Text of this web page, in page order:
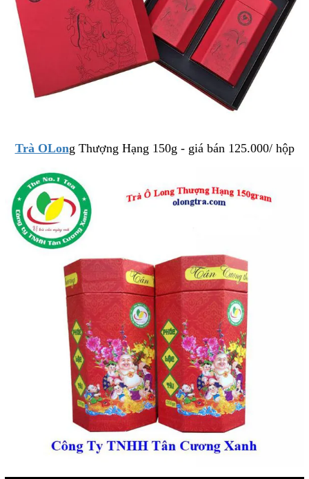
Trà OLong Thượng Hạng 150g - giá bán 125.000/ hộp